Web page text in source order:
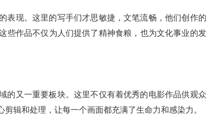
表现。这里的写手们才思敏捷，文笔流畅，他们创作的
些作品不仅为人们提供了精神食粮，也为文化事业的发
的又一重要板块。这里不仅有着优秀的电影作品供观众
辑和处理，让每一个画面都充满了生命力和感染力。